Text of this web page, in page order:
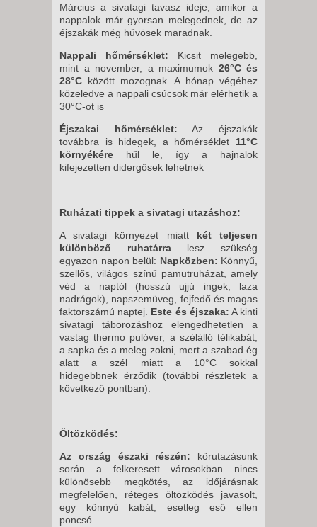
Március a sivatagi tavasz ideje, amikor a
nappalok már gyorsan melegednek, de az
éjszakák még hűvösek maradnak.
Nappali hőmérséklet: Kicsit melegebb,
mint a november, a maximumok 26°C és
28°C között mozognak. A hónap végéhez
közeledve a nappali csúcsok már elérhetik a
30°C-ot is
Éjszakai hőmérséklet: Az éjszakák
továbbra is hidegek, a hőmérséklet 11°C
környékére hűl le, így a hajnalok
kifejezetten didergősek lehetnek
Ruházati tippek a sivatagi utazáshoz:
A sivatagi környezet miatt két teljesen
különböző ruhatárralesz szükség
egyazon napon belül: Napközben: Könnyű,
szellős, világos színű pamutruházat, amely
véd a naptól (hosszú ujjú ingek, laza
nadrágok), napszemüveg, fejfedő és magas
faktorszámú naptej. Este és éjszaka: A kinti
sivatagi táborozáshoz elengedhetetlen a
vastag thermo pulóver, a szélálló télikabát,
a sapka és a meleg zokni, mert a szabad ég
alatt a szél miatt a 10°C sokkal
hidegebbnek érződik (további részletek a
következő pontban).
Öltözködés:
Az ország északi részén: körutazásunk
során a felkeresett városokban nincs
különösebb megkötés, az időjárásnak
megfelelően, réteges öltözködés javasolt,
egy könnyű kabát, esetleg eső ellen
poncsó.